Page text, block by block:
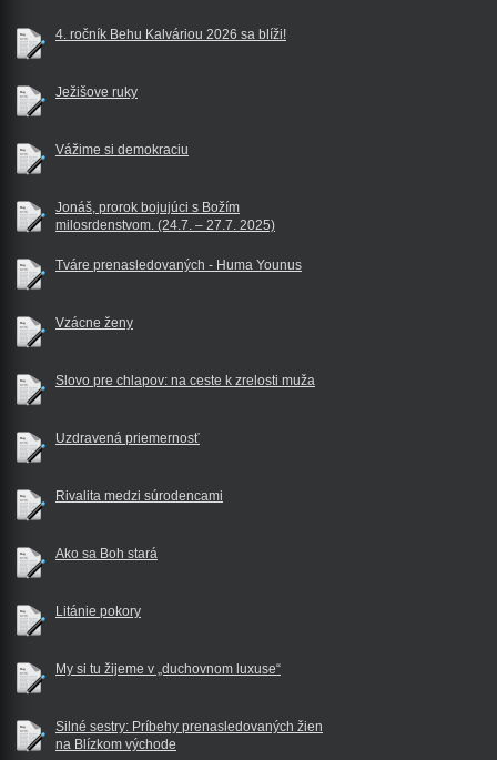
4. ročník Behu Kalváriou 2026 sa blíži!
Ježišove ruky
Vážime si demokraciu
Jonáš, prorok bojujúci s Božím
milosrdenstvom. (24.7. – 27.7. 2025)
Tváre prenasledovaných - Huma Younus
Vzácne ženy
Slovo pre chlapov: na ceste k zrelosti muža
Uzdravená priemernosť
Rivalita medzi súrodencami
Ako sa Boh stará
Litánie pokory
My si tu žijeme v „duchovnom luxuse“
Silné sestry: Príbehy prenasledovaných žien
na Blízkom východe